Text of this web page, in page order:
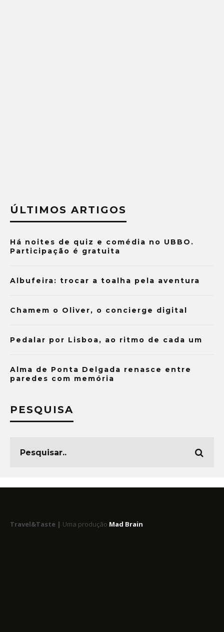
ÚLTIMOS ARTIGOS
Há noites de quiz e comédia no UBBO.
Participação é gratuita
Albufeira: trocar a toalha pela aventura
Chamem o Oliver, o concierge digital
Pedalar por Lisboa, ao ritmo de cada um
Alma de Ponta Delgada renasce entre
paredes com memória
PESQUISA
Travel&Taste | Uma produção Mad Brain